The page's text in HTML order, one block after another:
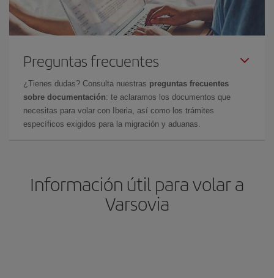
Preguntas frecuentes
¿Tienes dudas? Consulta nuestras preguntas frecuentes
sobre documentación: te aclaramos los documentos que
necesitas para volar con Iberia, así como los trámites
específicos exigidos para la migración y aduanas.
Información útil para volar a
Varsovia